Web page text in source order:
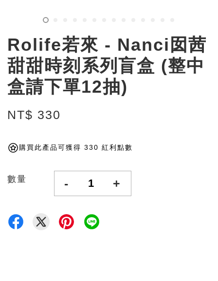
Rolife若來 - Nanci囡茜
甜甜時刻系列盲盒 (整中
盒請下單12抽)
NT$ 330
購買此產品可獲得 330 紅利點數
數量 - +